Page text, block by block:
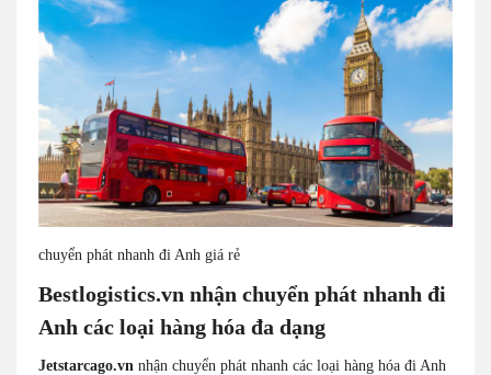
chuyển phát nhanh đi Anh giá rẻ
Bestlogistics.vn nhận chuyển phát nhanh đi
Anh các loại hàng hóa đa dạng
Jetstarcago.vn nhận chuyển phát nhanh các loại hàng hóa đi Anh